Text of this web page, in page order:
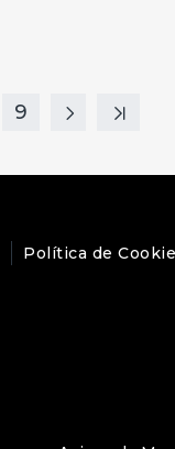
9
Política de